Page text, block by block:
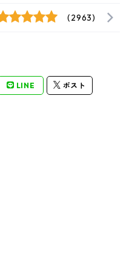
(2963)
LINE ポスト